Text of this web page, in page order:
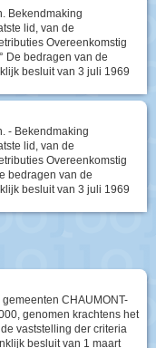
Bekendmaking
lid, van de
Overeenkomstig
De bedragen van de
besluit van 3 juli 1969
- Bekendmaking
lid, van de
Overeenkomstig
bedragen van de
besluit van 3 juli 1969
CHAUMONT-
genomen krachtens het
vaststelling der criteria
besluit van 1 maart